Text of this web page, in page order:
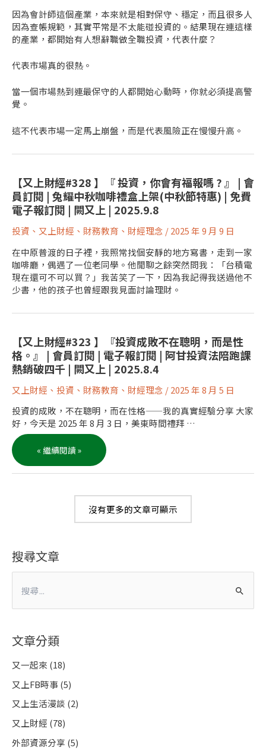
因為會計師這個產業，本來就是相對保守、穩定，而且很多人
因為查帳規範，其實平常是不太能碰投資的。結果現在連這樣
的產業，都開始有人想辭職做全職投資，代表什麼？
代表市場真的很熱。
當一個市場熱到連最保守的人都開始心動時，你就必須提高警
覺。
這不代表市場一定馬上崩盤，而是代表風險正在慢慢升高。
【又上財經#328 】『 投資，你會有福報嗎 ? 』 | 會
員訂閱 | 兔耀中秋咖啡禮盒上架(中秋節特惠) | 免費
電子報訂閱 | 闕又上 | 2025.9.8
投資 、 又上財經 、 財務教育 、 財經理念 /2025 年 9 月 9 日
在中原普渡的日子裡，我照常找個安靜的地方寫書，走到一家
咖啡廳，偶遇了一位老同學。他閒聊之餘突然問我：「台積電
現在還可不可以買？」我苦笑了一下，因為我記得我送過他不
少書，他的孩子也曾經跟我見面討論理財。
【又上財經#323 】『投資成敗不在聰明，而是性
格。』 | 會員訂閱 | 電子報訂閱 | 阿甘投資法陪跑課
熱銷破四千 | 闕又上 | 2025.8.4
又上財經 、 投資 、 財務教育 、 財經理念 /2025 年 8 月 5 日
投資的成敗，不在聰明，而在性格——我的真實經驗分享 大家
好，今天是 2025 年 8 月 3 日，美東時間禮拜 …
【又
上
財
經
#323 】
『投
資
成
不
在
聰
明，
是
性
|
會
|
阿
甘
資
法
跑
破
四
|
闕
上
2025.8.4
« 繼續閱讀 »
沒有更多的文章可顯示
搜尋文章
尋
鍵
字
文章分類
又一起來 (18)
又上FB時事(5)
又上生活漫談 (2)
又上財經 (78)
外部資源分享 (5)